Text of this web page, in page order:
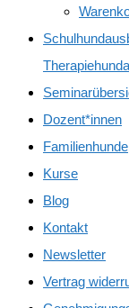
Dozent*innen
Kurse
Blog
Kontakt
Newsletter
Vertrag